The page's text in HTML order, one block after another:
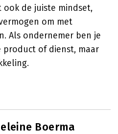
ook de juiste mindset,
om met
Als ondernemer ben je
product of dienst, maar
Boerma